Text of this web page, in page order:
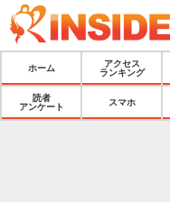
ホーム
アクセス
ランキング
読者
アンケート
スマホ